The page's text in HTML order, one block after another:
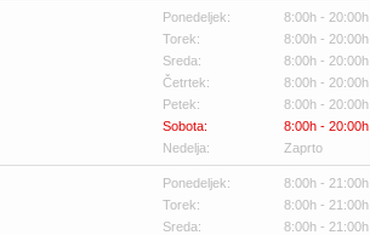
Ponedeljek:
8:00h - 20:00h
Torek:
8:00h - 20:00h
Sreda:
8:00h - 20:00h
Četrtek:
8:00h - 20:00h
Petek:
8:00h - 20:00h
Sobota:
8:00h - 20:00h
Nedelja:
Zaprto
Ponedeljek:
8:00h - 21:00h
Torek:
8:00h - 21:00h
Sreda:
8:00h - 21:00h